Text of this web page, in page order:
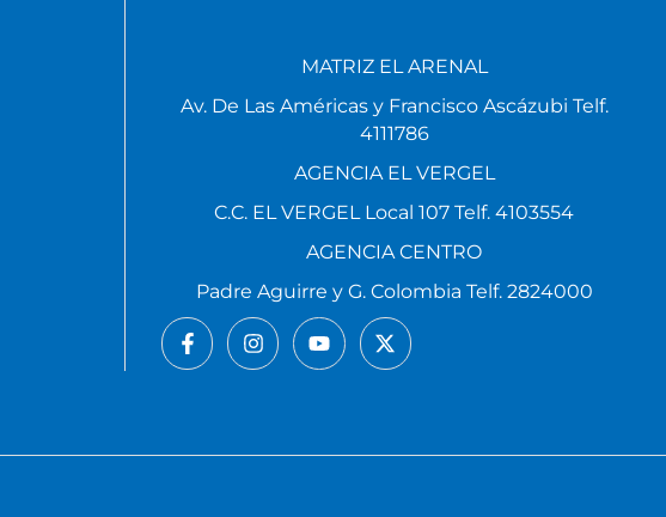
MATRIZ EL ARENAL
Av. De Las Américas y Francisco Ascázubi Telf.
4111786
AGENCIA EL VERGEL
C.C. EL VERGEL Local 107 Telf. 4103554
AGENCIA CENTRO
Padre Aguirre y G. Colombia Telf. 2824000